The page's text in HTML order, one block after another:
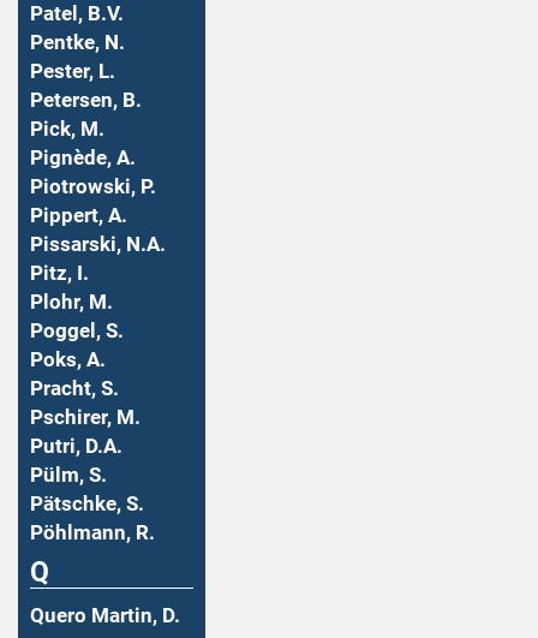
Patel, B.V.
Pentke, N.
Pester, L.
Petersen, B.
Pick, M.
Pignède, A.
Piotrowski, P.
Pippert, A.
Pissarski, N.A.
Pitz, I.
Plohr, M.
Poggel, S.
Poks, A.
Pracht, S.
Pschirer, M.
Putri, D.A.
Pülm, S.
Pätschke, S.
Pöhlmann, R.
Q
Quero Martin, D.